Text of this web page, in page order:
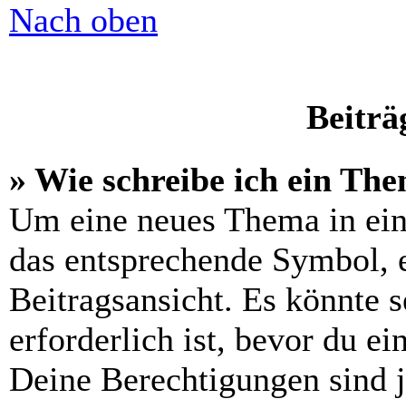
Nach oben
» Wie schreibe ich ein
Um eine neues Thema in
das entsprechende
Beitragsansicht. Es könnte
erforderlich ist, bevor du
Deine Berechtigungen sind